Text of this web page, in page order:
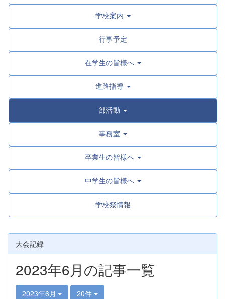
学校案内
行事予定
在学生の皆様へ
進路指導
部活動
事務室
卒業生の皆様へ
中学生の皆様へ
学校祭情報
大会記録
2023年6月の記事一覧
2023年6月 20件